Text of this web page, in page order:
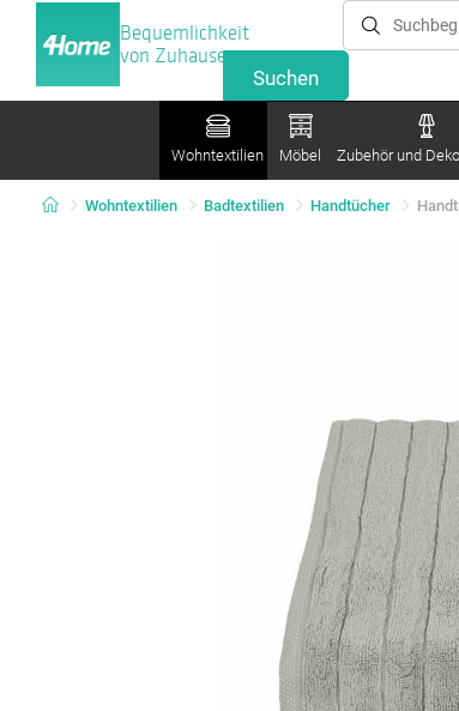
Bequemlichkeit
von Zuhause
Wohntextilien Möbel Zubehör und
Wohntextilien Badtextilien Handtücher